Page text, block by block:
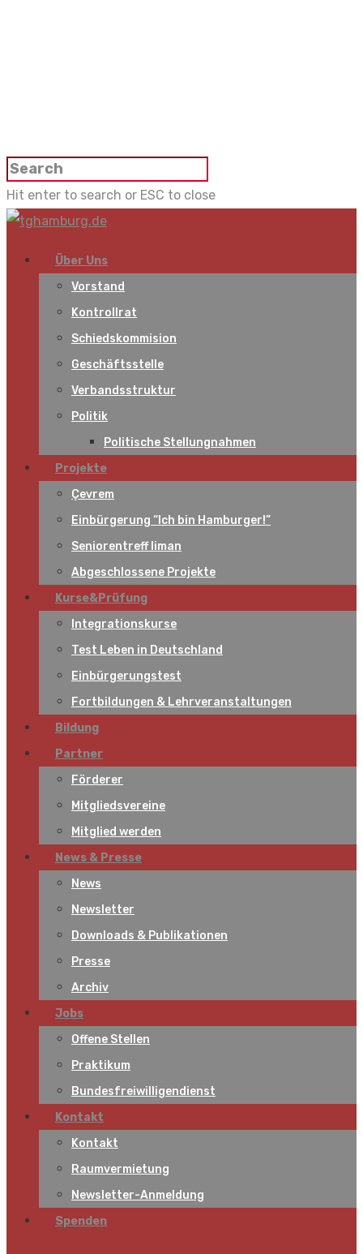
Hit enter to search or ESC to close
Über Uns
Vorstand
Kontrollrat
Schiedskommision
Geschäftsstelle
Verbandsstruktur
Politik
Politische Stellungnahmen
Projekte
Çevrem
Einbürgerung “Ich bin Hamburger!”
Seniorentreff liman
Abgeschlossene Projekte
Kurse&Prüfung
Integrationskurse
Test Leben in Deutschland
Einbürgerungstest
Fortbildungen & Lehrveranstaltungen
Bildung
Partner
Förderer
Mitgliedsvereine
Mitglied werden
News & Presse
News
Newsletter
Downloads & Publikationen
Presse
Archiv
Jobs
Offene Stellen
Praktikum
Bundesfreiwilligendienst
Kontakt
Kontakt
Raumvermietung
Newsletter-Anmeldung
Spenden